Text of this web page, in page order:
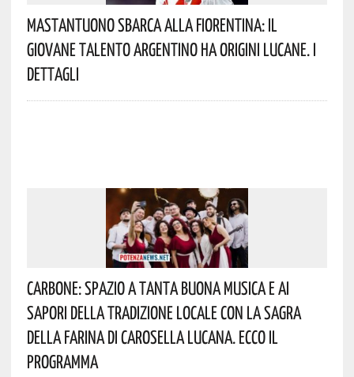
Mastantuono Sbarca Alla Fiorentina: Il
Giovane Talento Argentino Ha Origini Lucane. I
Dettagli
Carbone: Spazio A Tanta Buona Musica E Ai
Sapori Della Tradizione Locale Con La Sagra
Della Farina Di Carosella Lucana. Ecco Il
Programma